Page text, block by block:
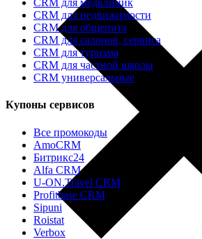
CRM для медклиник
CRM для недвижимости
CRM для общепита
CRM для салонов, сервиса
CRM для туризма
CRM для частной школы
CRM универсальные
Купоны сервисов
Все промокоды
AmoCRM
Битрикс24
Alfa CRM
U-ON.Travel CRM
Profitbase CRM
Sipuni
Roistat
Verbox